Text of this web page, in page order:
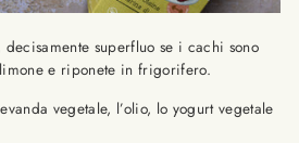
superfluo se i cachi sono
e riponete in frigorifero.
vegetale, l’olio, lo yogurt vegetale